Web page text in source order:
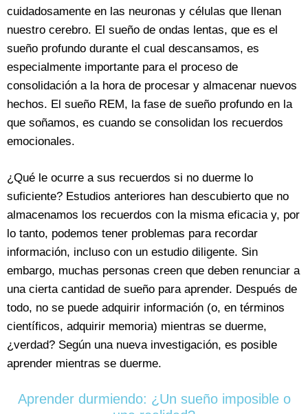
cuidadosamente en las neuronas y células que llenan
nuestro cerebro. El sueño de ondas lentas, que es el
sueño profundo durante el cual descansamos, es
especialmente importante para el proceso de
consolidación a la hora de procesar y almacenar nuevos
hechos. El sueño REM, la fase de sueño profundo en la
que soñamos, es cuando se consolidan los recuerdos
emocionales.
¿Qué le ocurre a sus recuerdos si no duerme lo
suficiente? Estudios anteriores han descubierto que no
almacenamos los recuerdos con la misma eficacia y, por
lo tanto, podemos tener problemas para recordar
información, incluso con un estudio diligente. Sin
embargo, muchas personas creen que deben renunciar a
una cierta cantidad de sueño para aprender. Después de
todo, no se puede adquirir información (o, en términos
científicos, adquirir memoria) mientras se duerme,
¿verdad? Según una nueva investigación, es posible
aprender mientras se duerme.
Aprender durmiendo: ¿Un sueño imposible o